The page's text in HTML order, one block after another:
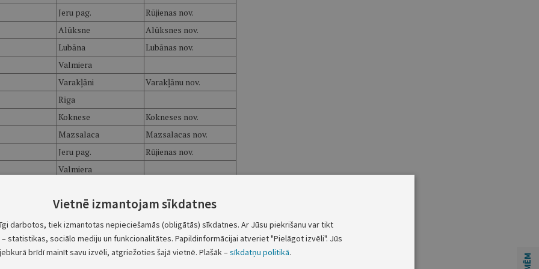
Jeru pag.
Rūjienas nov.
Alūksne
Alūksnes nov.
Lubāna
Lubānas nov.
Valmiera
Varakļāni
Varakļānu nov.
Rīga
Koknese
Kokneses nov.
Mazsalaca
Mazsalacas nov.
Jeru pag.
Rūjienas nov.
Valmiera
Dikļu pag.
Valmieras nov.
Valles pag.
Vecumnieku nov.
Madona
Madonas nov.
Klintaines pag.
Pļaviņu nov.
Vietnē izmantojam sīkdatnes
darbotos, tiek izmantotas nepieciešamās (obligātās) sīkdatnes. Ar Jūsu piekrišanu var tikt
statistikas, sociālo mediju un funkcionalitātes. Papildinformācijai atveriet "Pielāgot izvēli". Jūs
brīdī mainīt savu izvēli, atgriežoties šajā vietnē. Plašāk –sīkdatņu politikā.